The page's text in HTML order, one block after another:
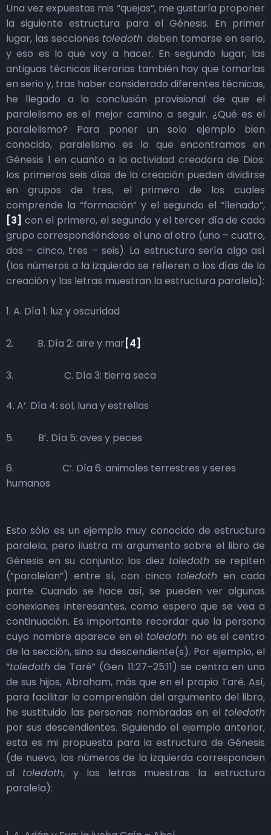
Una vez expuestas mis “quejas”, me gustaría proponer
la siguiente estructura para el Génesis. En primer
lugar, las secciones toledoth deben tomarse en serio,
y eso es lo que voy a hacer. En segundo lugar, las
antiguas técnicas literarias también hay que tomarlas
en serio y, tras haber considerado diferentes técnicas,
he llegado a la conclusión provisional de que el
paralelismo es el mejor camino a seguir. ¿Qué es el
paralelismo? Para poner un solo ejemplo bien
conocido, paralelismo es lo que encontramos en
Génesis 1 en cuanto a la actividad creadora de Dios:
los primeros seis días de la creación pueden dividirse
en grupos de tres, el primero de los cuales
comprende la “formación” y el segundo el “llenado”,
[3] con el primero, el segundo y el tercer día de cada
grupo correspondiéndose el uno al otro (uno – cuatro,
dos – cinco, tres – seis). La estructura sería algo así
(los números a la izquierda se refieren a los días de la
creación y las letras muestran la estructura paralela):
1. A. Día 1: luz y oscuridad
2. B. Día 2: aire y mar [4]
3. C. Día 3: tierra seca
4. A’. Día 4: sol, luna y estrellas
5. B’. Día 5: aves y peces
6. C’. Día 6: animales terrestres y seres
humanos
Esto sólo es un ejemplo muy conocido de estructura
paralela, pero ilustra mi argumento sobre el libro de
Génesis en su conjunto: los diez toledoth se repiten
(“paralelan”) entre sí, con cinco toledoth en cada
parte. Cuando se hace así, se pueden ver algunas
conexiones interesantes, como espero que se vea a
continuación. Es importante recordar que la persona
cuyo nombre aparece en el toledoth no es el centro
de la sección, sino su descendiente(s). Por ejemplo, el
“toledoth de Taré” (Gen 11:27–25:11) se centra en uno
de sus hijos, Abraham, más que en el propio Taré. Así,
para facilitar la comprensión del argumento del libro,
he sustituido las personas nombradas en el toledoth
por sus descendientes. Siguiendo el ejemplo anterior,
esta es mi propuesta para la estructura de Génesis
(de nuevo, los números de la izquierda corresponden
al toledoth, y las letras muestras la estructura
paralela):